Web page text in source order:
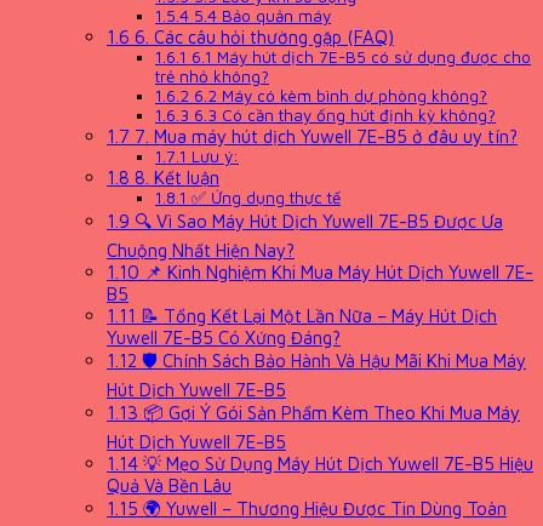
1.5.4 5.4 Bảo quản máy
1.6 6. Các câu hỏi thường gặp (FAQ)
1.6.1 6.1 Máy hút dịch 7E-B5 có sử dụng được cho
trẻ nhỏ không?
1.6.2 6.2 Máy có kèm bình dự phòng không?
1.6.3 6.3 Có cần thay ống hút định kỳ không?
1.7 7. Mua máy hút dịch Yuwell 7E-B5 ở đâu uy tín?
1.7.1 Lưu ý:
1.8 8. Kết luận
1.8.1 ✅ Ứng dụng thực tế
1.9 🔍 Vì Sao Máy Hút Dịch Yuwell 7E-B5 Được Ưa
Chuộng Nhất Hiện Nay?
1.10 📌 Kinh Nghiệm Khi Mua Máy Hút Dịch Yuwell 7E-
B5
1.11 📝 Tổng Kết Lại Một Lần Nữa – Máy Hút Dịch
Yuwell 7E-B5 Có Xứng Đáng?
1.12 🛡️ Chính Sách Bảo Hành Và Hậu Mãi Khi Mua Máy
Hút Dịch Yuwell 7E-B5
1.13 📦 Gợi Ý Gói Sản Phẩm Kèm Theo Khi Mua Máy
Hút Dịch Yuwell 7E-B5
1.14 💡 Mẹo Sử Dụng Máy Hút Dịch Yuwell 7E-B5 Hiệu
Quả Và Bền Lâu
1.15 🌍 Yuwell – Thương Hiệu Được Tin Dùng Toàn